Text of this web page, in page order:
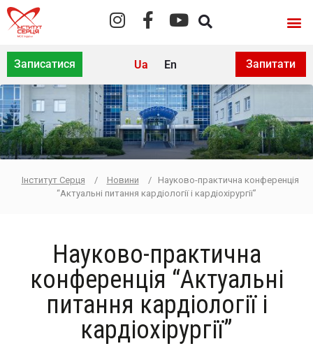
Записатися Ua En Запитати
Інститут Серця / Новини / Науково-практична конференція
“Актуальні питання кардіології і кардіохірургії”
Науково-практична
конференція “Актуальні
питання кардіології і
кардіохірургії”